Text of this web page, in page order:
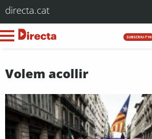
directa.cat
SUBSCRIU-T'HI
Volem acollir